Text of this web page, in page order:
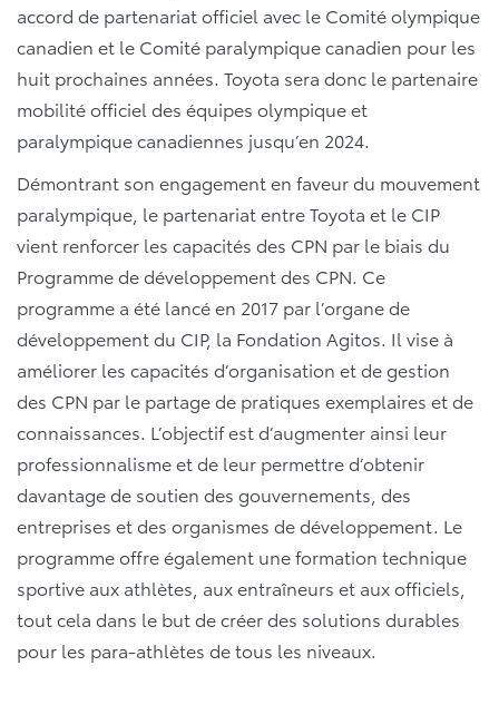
accord de partenariat officiel avec le Comité olympique
canadien et le Comité paralympique canadien pour les
huit prochaines années. Toyota sera donc le partenaire
mobilité officiel des équipes olympique et
paralympique canadiennes jusqu’en 2024.
Démontrant son engagement en faveur du mouvement
paralympique, le partenariat entre Toyota et le CIP
vient renforcer les capacités des CPN par le biais du
Programme de développement des CPN. Ce
programme a été lancé en 2017 par l’organe de
développement du CIP, la Fondation Agitos. Il vise à
améliorer les capacités d’organisation et de gestion
des CPN par le partage de pratiques exemplaires et de
connaissances. L’objectif est d’augmenter ainsi leur
professionnalisme et de leur permettre d’obtenir
davantage de soutien des gouvernements, des
entreprises et des organismes de développement. Le
programme offre également une formation technique
sportive aux athlètes, aux entraîneurs et aux officiels,
tout cela dans le but de créer des solutions durables
pour les para-athlètes de tous les niveaux.